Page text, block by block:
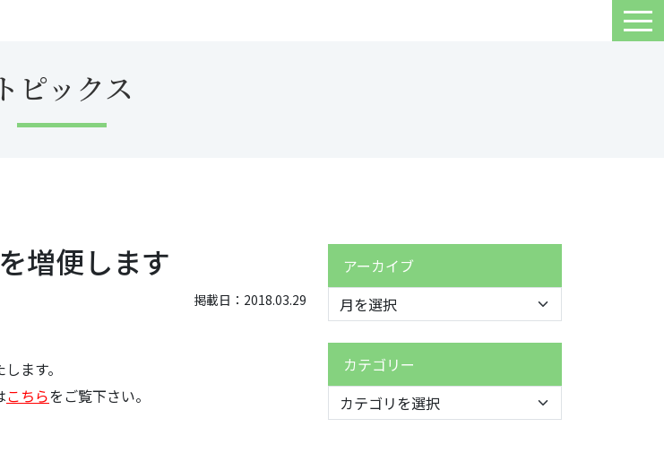
トピックス
増便します
掲載日：2018.03.29
ます。
こちらをご覧下さい。
アーカイブ
カテゴリー